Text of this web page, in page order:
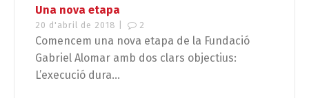
Una nova etapa
20 d'abril de 2018 | 2
Comencem una nova etapa de la Fundació
Gabriel Alomar amb dos clars objectius:
L’execució dura...